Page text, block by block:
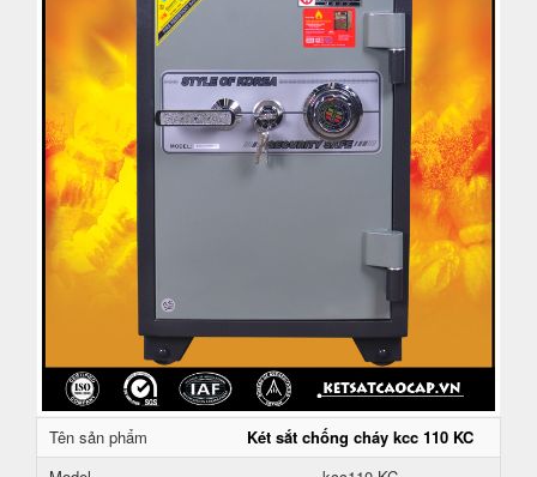
Tên sản phẩm
Két sắt chống cháy kcc 110 KC